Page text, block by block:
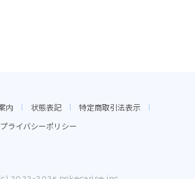
内 状態表記 特定商取引法表示
プライバシーポリシー